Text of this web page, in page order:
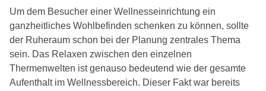
Um dem Besucher einer Wellnesseinrichtung ein
ganzheitliches Wohlbefinden schenken zu können, sollte
der Ruheraum schon bei der Planung zentrales Thema
sein. Das Relaxen zwischen den einzelnen
Thermenwelten ist genauso bedeutend wie der gesamte
Aufenthalt im Wellnessbereich. Dieser Fakt war bereits